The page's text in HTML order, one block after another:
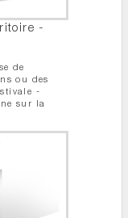
-
de
ou des
-
sur la